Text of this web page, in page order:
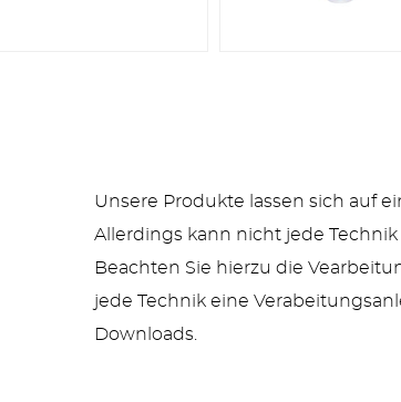
Unsere Produkte lassen sich auf
Allerdings kann nicht jede
Beachten Sie hierzu die
jede Technik eine
Downloads.